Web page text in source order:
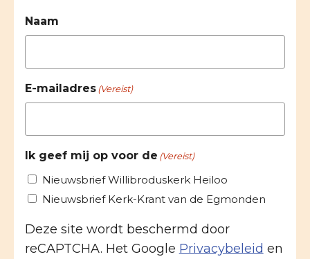
Naam
E-mailadres (Vereist)
Ik geef mij op voor de (Vereist)
Nieuwsbrief Willibroduskerk Heiloo
Nieuwsbrief Kerk-Krant van de Egmonden
Deze site wordt beschermd door
reCAPTCHA. Het Google Privacybeleid en